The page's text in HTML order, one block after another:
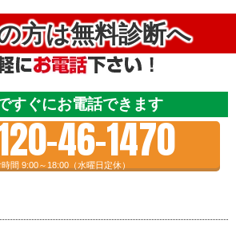
方は無料診断へ
すぐにお電話できます
46-1470
間 9:00～18:00（水曜日定休）